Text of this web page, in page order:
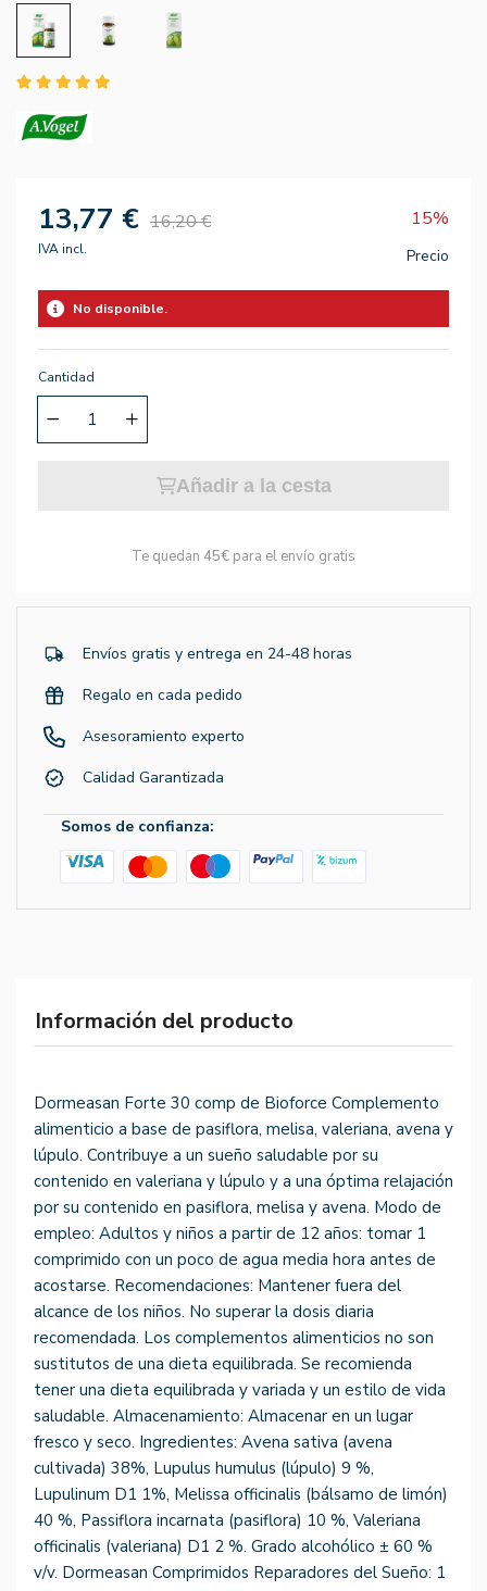
13,77 € 16,20 € 15%
IVA incl. Precio
No disponible.
Cantidad
Añadir a la cesta
Te quedan 45€ para el envío gratis
Envíos gratis y entrega en 24-48 horas
Regalo en cada pedido
Asesoramiento experto
Calidad Garantizada
Somos de confianza:
Información del producto
Dormeasan Forte 30 comp de Bioforce Complemento
alimenticio a base de pasiflora, melisa, valeriana, avena y
lúpulo. Contribuye a un sueño saludable por su
contenido en valeriana y lúpulo y a una óptima relajación
por su contenido en pasiflora, melisa y avena. Modo de
empleo: Adultos y niños a partir de 12 años: tomar 1
comprimido con un poco de agua media hora antes de
acostarse. Recomendaciones: Mantener fuera del
alcance de los niños. No superar la dosis diaria
recomendada. Los complementos alimenticios no son
sustitutos de una dieta equilibrada. Se recomienda
tener una dieta equilibrada y variada y un estilo de vida
saludable. Almacenamiento: Almacenar en un lugar
fresco y seco. Ingredientes: Avena sativa (avena
cultivada) 38%, Lupulus humulus (lúpulo) 9 %,
Lupulinum D1 1%, Melissa officinalis (bálsamo de limón)
40 %, Passiflora incarnata (pasiflora) 10 %, Valeriana
officinalis (valeriana) D1 2 %. Grado alcohólico ± 60 %
v/v. Dormeasan Comprimidos Reparadores del Sueño: 1